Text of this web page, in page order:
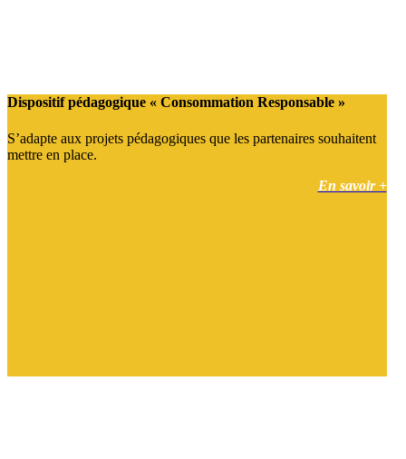
Dispositif pédagogique « Consommation Responsable »
S’adapte aux projets pédagogiques que les partenaires souhaitent
mettre en place.
En savoir +